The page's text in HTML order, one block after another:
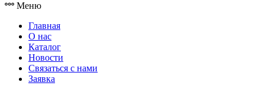
Меню
Главная
О нас
Каталог
Новости
Связаться с нами
Заявка